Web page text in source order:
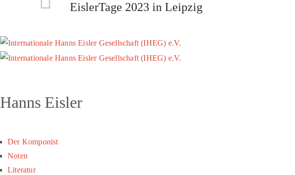
EislerTage 2023 in Leipzig
Hanns Eisler
Der Komponist
Noten
Literatur